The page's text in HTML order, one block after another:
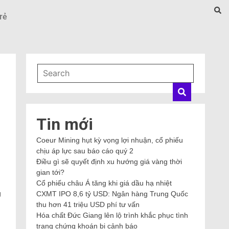
Tin mới
Coeur Mining hụt kỳ vọng lợi nhuận, cổ phiếu
chịu áp lực sau báo cáo quý 2
Điều gì sẽ quyết định xu hướng giá vàng thời
gian tới?
Cổ phiếu châu Á tăng khi giá dầu hạ nhiệt
CXMT IPO 8,6 tỷ USD: Ngân hàng Trung Quốc
thu hơn 41 triệu USD phí tư vấn
Hóa chất Đức Giang lên lộ trình khắc phục tình
trạng chứng khoán bị cảnh báo